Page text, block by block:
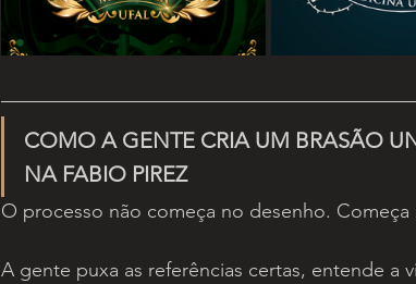
COMO A GENTE CRIA UM BRASÃO
NA FABIO PIREZ
O processo não começa no desenho. Começa
A gente puxa as referências certas, entende a